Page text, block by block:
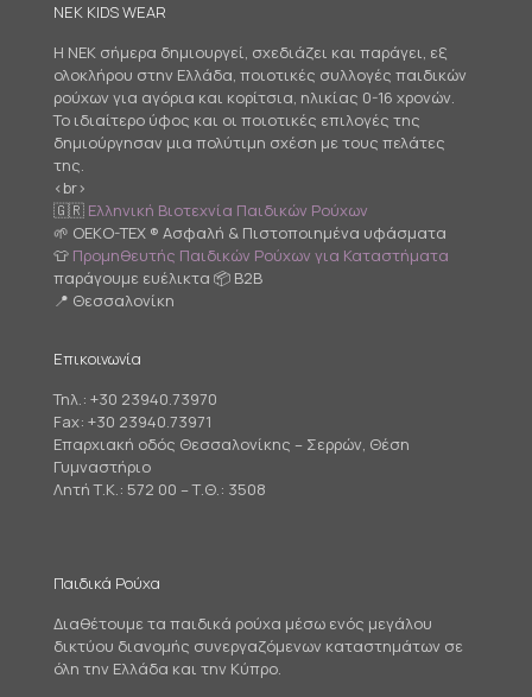
NEK KIDS WEAR
Η NEK σήμερα δημιουργεί, σχεδιάζει και παράγει, εξ
ολοκλήρου στην Ελλάδα, ποιοτικές συλλογές παιδικών
ρούχων για αγόρια και κορίτσια, ηλικίας 0-16 χρονών.
Το ιδιαίτερο ύφος και οι ποιοτικές επιλογές της
δημιούργησαν μια πολύτιμη σχέση με τους πελάτες
της.
<br>
🇬🇷 Ελληνική Βιοτεχνία Παιδικών Ρούχων
🌱 OEKO-TEX ® Ασφαλή & Πιστοποιημένα υφάσματα
👕 Προμηθευτής Παιδικών Ρούχων για Καταστήματα
παράγουμε ευέλικτα 📦 B2B
📍 Θεσσαλονίκη
Επικοινωνία
Τηλ.: +30 23940.73970
Fax: +30 23940.73971
Επαρχιακή οδός Θεσσαλονίκης – Σερρών, Θέση
Γυμναστήριο
Λητή Τ.Κ.: 572 00 – Τ.Θ.: 3508
Παιδικά Ρούχα
Διαθέτουμε τα παιδικά ρούχα μέσω ενός μεγάλου
δικτύου διανομής συνεργαζόμενων καταστημάτων σε
όλη την Ελλάδα και την Κύπρο.